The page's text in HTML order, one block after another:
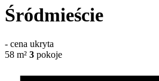
Śródmieście
- cena ukryta
58 m² 3 pokoje